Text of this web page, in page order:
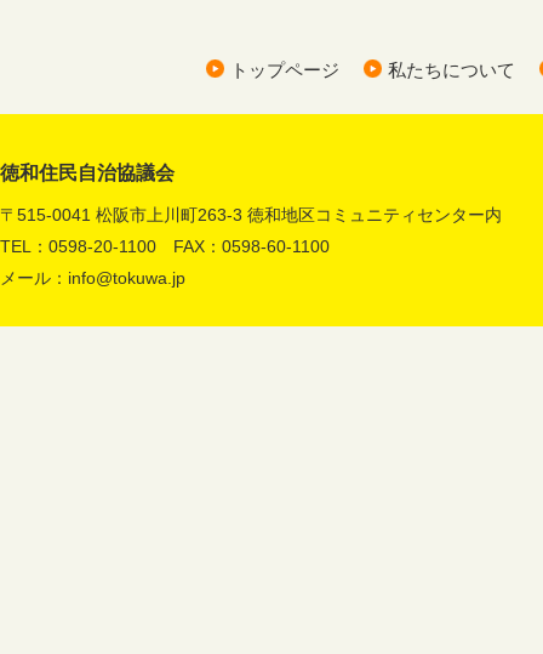
トップページ 私たちについて
徳和住民自治協議会
〒515-0041 松阪市上川町263-3 徳和地区コミュニティセンター内
TEL：0598-20-1100 FAX：0598-60-1100
メール： info@tokuwa.jp